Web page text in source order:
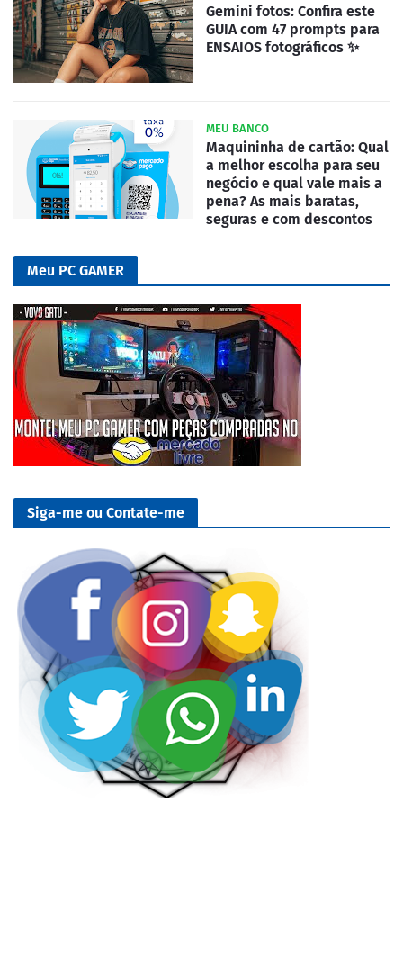
Gemini fotos: Confira este
GUIA com 47 prompts para
ENSAIOS fotográficos ✨
MEU BANCO
Maquininha de cartão: Qual
a melhor escolha para seu
negócio e qual vale mais a
pena? As mais baratas,
seguras e com descontos
Meu PC GAMER
Siga-me ou Contate-me